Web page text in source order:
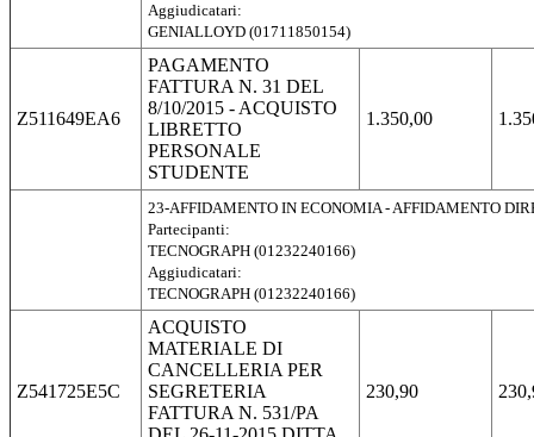
Aggiudicatari:
GENIALLOYD (01711850154)
Z511649EA6
PAGAMENTO
FATTURA N. 31 DEL
8/10/2015 - ACQUISTO
LIBRETTO
PERSONALE
STUDENTE
1.350,00
23-AFFIDAMENTO IN ECONOMIA - AFFIDAMENTO
Partecipanti:
TECNOGRAPH (01232240166)
Aggiudicatari:
TECNOGRAPH (01232240166)
Z541725E5C
ACQUISTO
MATERIALE DI
CANCELLERIA PER
SEGRETERIA
FATTURA N. 531/PA
230,90